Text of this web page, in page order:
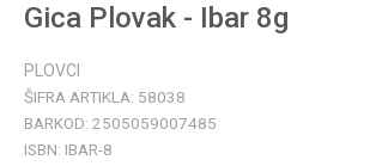
Gica Plovak - Ibar 8g
PLOVCI
ŠIFRA ARTIKLA: 58038
BARKOD: 2505059007485
ISBN: IBAR-8